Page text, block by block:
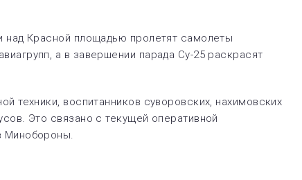
над Красной площадью пролетят самолеты
а в завершении парада Су-25 раскрасят
техники, воспитанников суворовских, нахимовских
Это связано с текущей оперативной
Минобороны.